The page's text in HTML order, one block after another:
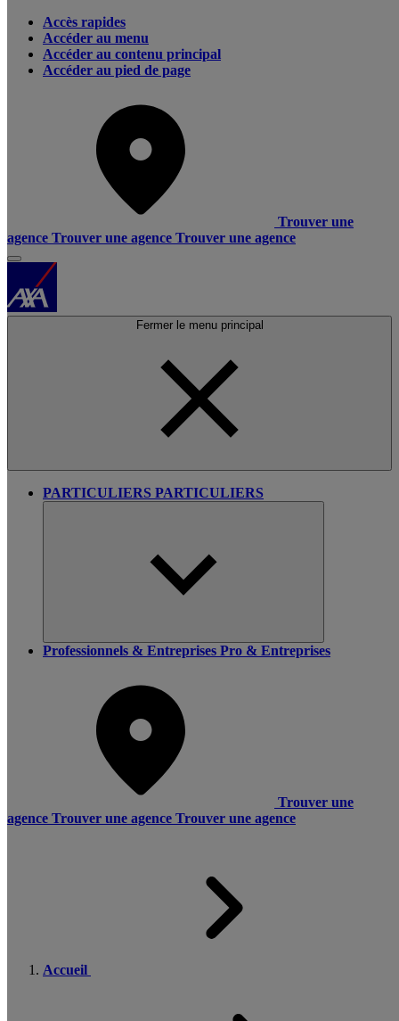
Accès rapides
Accéder au menu
Accéder au contenu principal
Accéder au pied de page
Trouver une
agence Trouver une agence Trouver une agence
Fermer le menu principal
PARTICULIERS PARTICULIERS
Professionnels & Entreprises Pro & Entreprises
Trouver une
agence Trouver une agence Trouver une agence
Accueil